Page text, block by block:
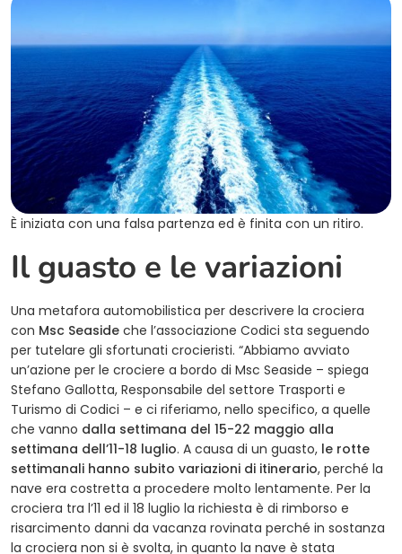
È iniziata con una falsa partenza ed è finita con un ritiro.
Il guasto e le variazioni
Una metafora automobilistica per descrivere la crociera
con Msc Seaside che l’associazione Codici sta seguendo
per tutelare gli sfortunati crocieristi. “Abbiamo avviato
un’azione per le crociere a bordo di Msc Seaside – spiega
Stefano Gallotta, Responsabile del settore Trasporti e
Turismo di Codici – e ci riferiamo, nello specifico, a quelle
che vanno dalla settimana del 15-22 maggio alla
settimana dell’11-18 luglio. A causa di un guasto, le rotte
settimanali hanno subito variazioni di itinerario, perché la
nave era costretta a procedere molto lentamente. Per la
crociera tra l’11 ed il 18 luglio la richiesta è di rimborso e
risarcimento danni da vacanza rovinata perché in sostanza
la crociera non si è svolta, in quanto la nave è stata